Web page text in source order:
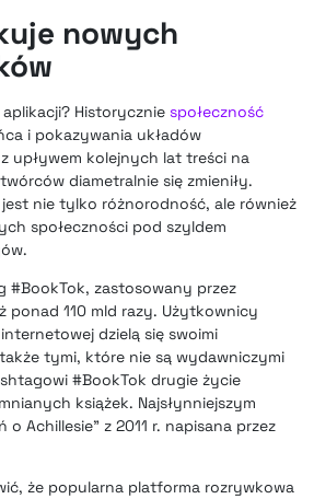
nowych
Historycznie społeczność
i pokazywania układów
upływem kolejnych lat treści na
diametralnie się zmieniły.
jest nie tylko różnorodność, ale również
społeczności pod szyldem
#BookTok, zastosowany przez
ponad 110 mld razy. Użytkownicy
dzielą się swoimi
tymi, które nie są wydawniczymi
#BookTok drugie życie
książek. Najsłynniejszym
o Achillesie” z 2011 r. napisana przez
że popularna platforma rozrywkowa